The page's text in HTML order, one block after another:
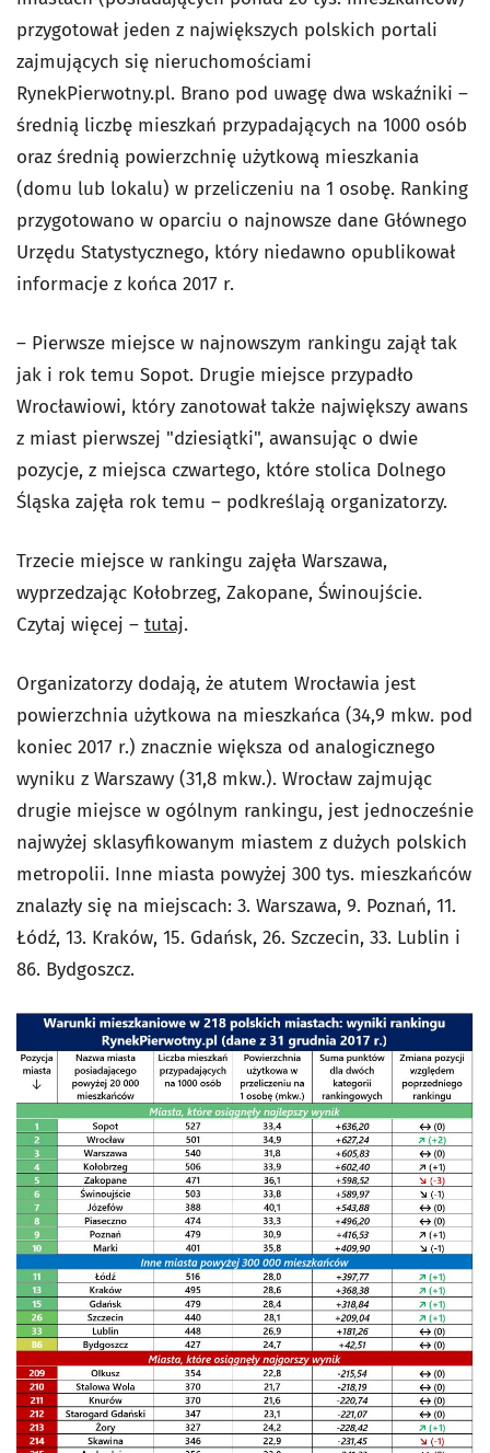
przygotował jeden z największych polskich portali
zajmujących się nieruchomościami
RynekPierwotny.pl. Brano pod uwagę dwa wskaźniki –
średnią liczbę mieszkań przypadających na 1000 osób
oraz średnią powierzchnię użytkową mieszkania
(domu lub lokalu) w przeliczeniu na 1 osobę. Ranking
przygotowano w oparciu o najnowsze dane Głównego
Urzędu Statystycznego, który niedawno opublikował
informacje z końca 2017 r.
– Pierwsze miejsce w najnowszym rankingu zajął tak
jak i rok temu Sopot. Drugie miejsce przypadło
Wrocławiowi, który zanotował także największy awans
z miast pierwszej "dziesiątki", awansując o dwie
pozycje, z miejsca czwartego, które stolica Dolnego
Śląska zajęła rok temu – podkreślają organizatorzy.
Trzecie miejsce w rankingu zajęła Warszawa,
wyprzedzając Kołobrzeg, Zakopane, Świnoujście.
Czytaj więcej – tutaj.
Organizatorzy dodają, że atutem Wrocławia jest
powierzchnia użytkowa na mieszkańca (34,9 mkw. pod
koniec 2017 r.) znacznie większa od analogicznego
wyniku z Warszawy (31,8 mkw.). Wrocław zajmując
drugie miejsce w ogólnym rankingu, jest jednocześnie
najwyżej sklasyfikowanym miastem z dużych polskich
metropolii. Inne miasta powyżej 300 tys. mieszkańców
znalazły się na miejscach: 3. Warszawa, 9. Poznań, 11.
Łódź, 13. Kraków, 15. Gdańsk, 26. Szczecin, 33. Lublin i
86. Bydgoszcz.